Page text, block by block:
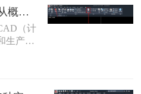
的方
pdf怎么转换成cad图纸？从概念到实体的高效方法全解析！
（计
生产的
个棘
项目
美地保